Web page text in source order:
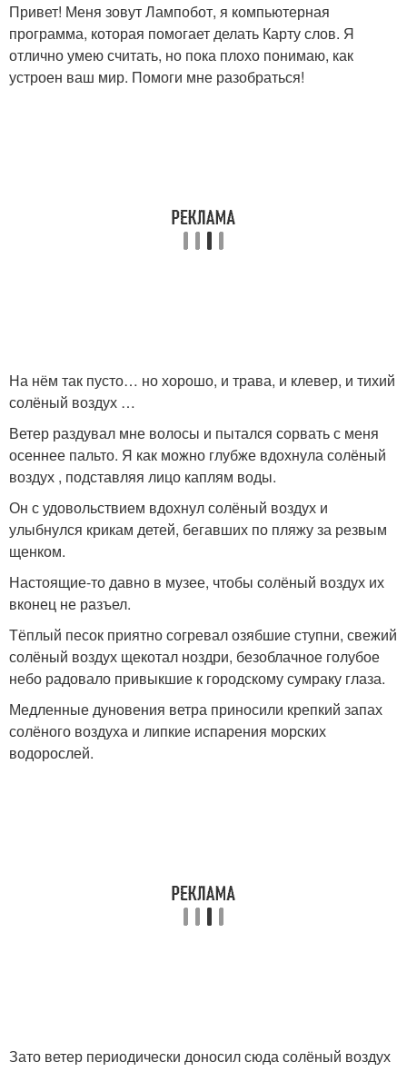
Привет! Меня зовут Лампобот, я компьютерная
программа, которая помогает делать Карту слов. Я
отлично умею считать, но пока плохо понимаю, как
устроен ваш мир. Помоги мне разобраться!
На нём так пусто… но хорошо, и трава, и клевер, и тихий
солёный воздух …
Ветер раздувал мне волосы и пытался сорвать с меня
осеннее пальто. Я как можно глубже вдохнула солёный
воздух , подставляя лицо каплям воды.
Он с удовольствием вдохнул солёный воздух и
улыбнулся крикам детей, бегавших по пляжу за резвым
щенком.
Настоящие-то давно в музее, чтобы солёный воздух их
вконец не разъел.
Тёплый песок приятно согревал озябшие ступни, свежий
солёный воздух щекотал ноздри, безоблачное голубое
небо радовало привыкшие к городскому сумраку глаза.
Медленные дуновения ветра приносили крепкий запах
солёного воздуха и липкие испарения морских
водорослей.
Зато ветер периодически доносил сюда солёный воздух